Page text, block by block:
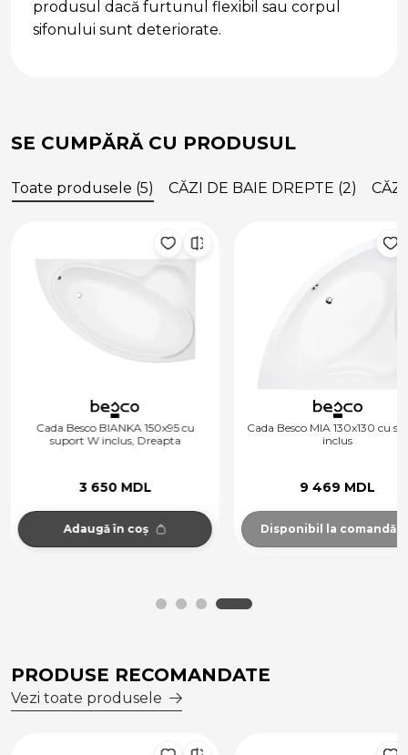
produsul dacă furtunul flexibil sau corpul
sifonului sunt deteriorate.
SE CUMPĂRĂ CU PRODUSUL
Toate produsele (5) CĂZI DE BAIE DREPTE (2)
Cada Besco BIANKA 150x95 cu
suport W inclus, Dreapta
3 650 MDL
Adaugă în coș
Cada Besco MIA 130x130 cu
inclus
9 469 MDL
Disponibil la comandă
PRODUSE RECOMANDATE
Vezi toate produsele